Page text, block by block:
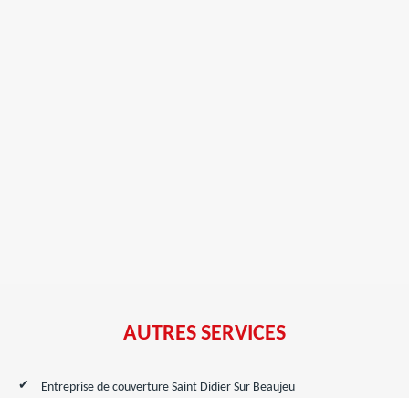
AUTRES SERVICES
Entreprise de couverture Saint Didier Sur Beaujeu